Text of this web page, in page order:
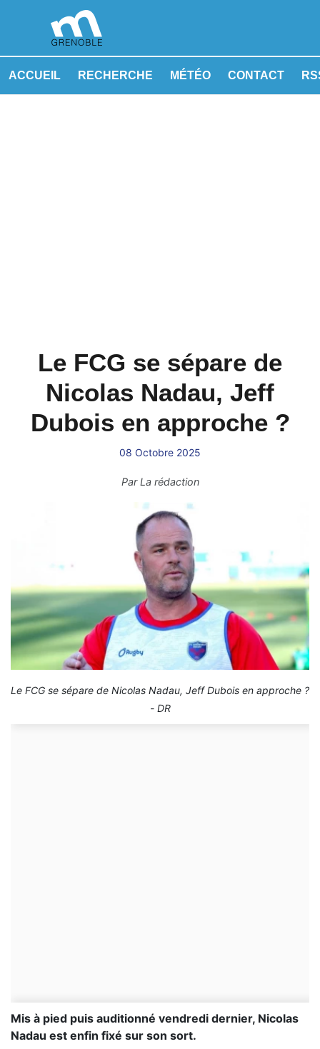
ACCUEIL RECHERCHE MÉTÉO CONTACT
Le FCG se sépare de
Nicolas Nadau, Jeff
Dubois en approche ?
08 Octobre 2025
ParLa rédaction
Le FCG se sépare de Nicolas Nadau, Jeff Dubois en approche ?
- DR
Mis à pied puis auditionné vendredi dernier, Nicolas
Nadau est enfin fixé sur son sort.